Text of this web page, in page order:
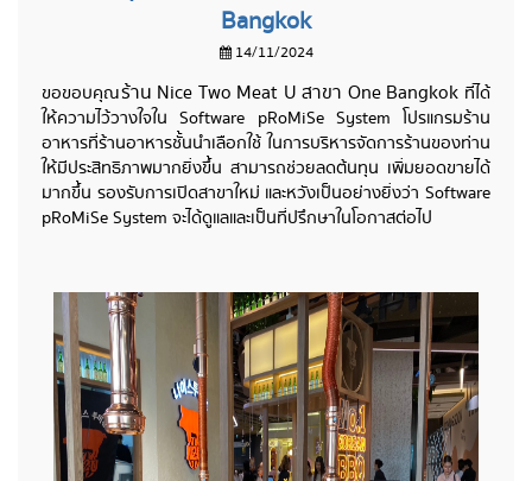
Bangkok
14/11/2024
ขอขอบคุณร้าน Nice Two Meat U สาขา One Bangkok ที่ได้
ให้ความไว้วางใจใน Software pRoMiSe System โปรแกรมร้าน
อาหารที่ร้านอาหารชั้นนำเลือกใช้ ในการบริหารจัดการร้านของท่าน
ให้มีประสิทธิภาพมากยิ่งขึ้น สามารถช่วยลดต้นทุน เพิ่มยอดขายได้
มากขึ้น รองรับการเปิดสาขาใหม่ และหวังเป็นอย่างยิ่งว่า Software
pRoMiSe System จะได้ดูแลและเป็นที่ปรึกษาในโอกาสต่อไป